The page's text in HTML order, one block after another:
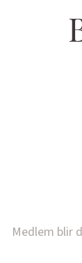
Medlem blir